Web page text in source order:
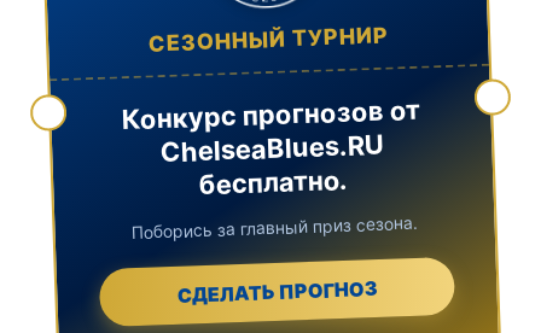
СЕЗОННЫЙ ТУРНИР
Конкурс прогнозов от
ChelseaBlues.RU
бесплатно.
Поборись за главный приз сезона.
СДЕЛАТЬ ПРОГНОЗ